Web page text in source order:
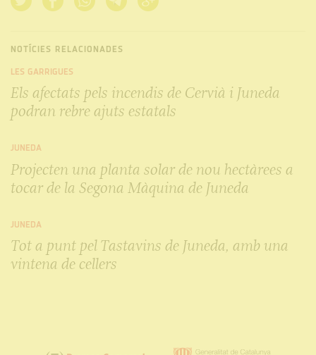
NOTÍCIES RELACIONADES
LES GARRIGUES
Els afectats pels incendis de Cervià i Juneda
podran rebre ajuts estatals
JUNEDA
Projecten una planta solar de nou hectàrees a
tocar de la Segona Màquina de Juneda
JUNEDA
Tot a punt pel Tastavins de Juneda, amb una
vintena de cellers